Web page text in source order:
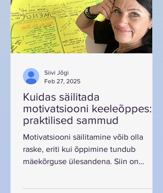
Kuidas säilitada
motivatsiooni keeleõppes:
praktilised sammud
Motivatsiooni säilitamine võib olla
raske, eriti kui õppimine tundub
mäekõrguse ülesandena. Siin on
Siivi Jõgi
Feb 27, 2025